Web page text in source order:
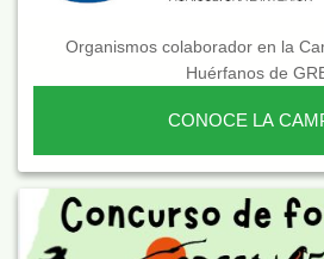
Organismos colaborador en la
Huérfanos de
CONOCE LA